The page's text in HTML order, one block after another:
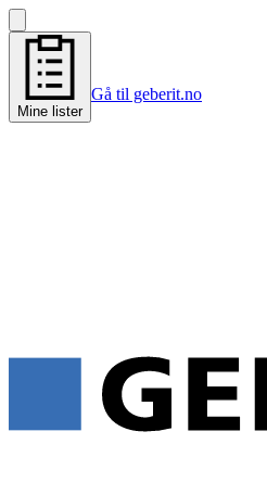
Mine lister
Gå til geberit.no